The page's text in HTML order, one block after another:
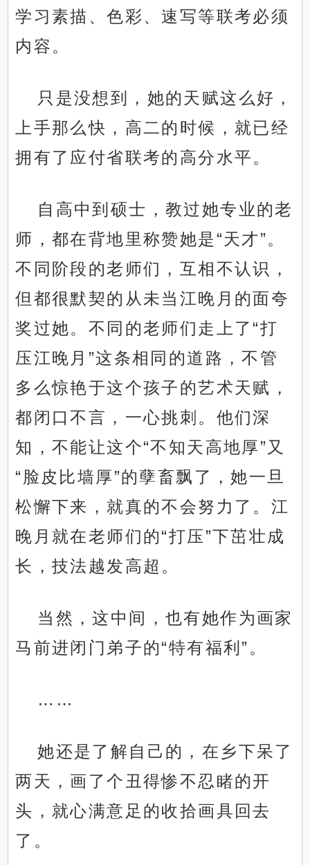
学习素描、色彩、速写等联考必须
内容。
只是没想到，她的天赋这么好，
上手那么快，高二的时候，就已经
拥有了应付省联考的高分水平。
自高中到硕士，教过她专业的老
师，都在背地里称赞她是“天才”。
不同阶段的老师们，互相不认识，
但都很默契的从未当江晚月的面夸
奖过她。不同的老师们走上了“打
压江晚月”这条相同的道路，不管
多么惊艳于这个孩子的艺术天赋，
都闭口不言，一心挑刺。他们深
知，不能让这个“不知天高地厚”又
“脸皮比墙厚”的孽畜飘了，她一旦
松懈下来，就真的不会努力了。江
晚月就在老师们的“打压”下茁壮成
长，技法越发高超。
当然，这中间，也有她作为画家
马前进闭门弟子的“特有福利”。
……
她还是了解自己的，在乡下呆了
两天，画了个丑得惨不忍睹的开
头，就心满意足的收拾画具回去
了。